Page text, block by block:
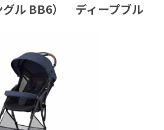
ル BB6） ディープブル